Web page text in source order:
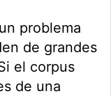
problema
de grandes
el corpus
de una